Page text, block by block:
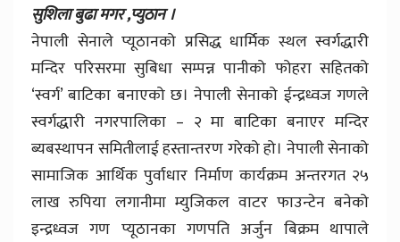
सुशिला बुढा मगर ,प्युठान ।
नेपाली सेनाले प्यूठानको प्रसिद्ध धार्मिक स्थल स्वर्गद्धारी
मन्दिर परिसरमा सुबिधा सम्पन्न पानीको फोहरा सहितको
‘स्वर्ग’ बाटिका बनाएको छ। नेपाली सेनाको ईन्द्रध्वज गणले
स्वर्गद्धारी नगरपालिका – २ मा बाटिका बनाएर मन्दिर
ब्यबस्थापन समितीलाई हस्तान्तरण गरेको हो। नेपाली सेनाको
सामाजिक आर्थिक पुर्वाधार निर्माण कार्यक्रम अन्तरगत २५
लाख रुपिया लगानीमा म्युजिकल वाटर फाउन्टेन बनेको
इन्द्रध्वज गण प्यूठानका गणपति अर्जुन बिक्रम थापाले